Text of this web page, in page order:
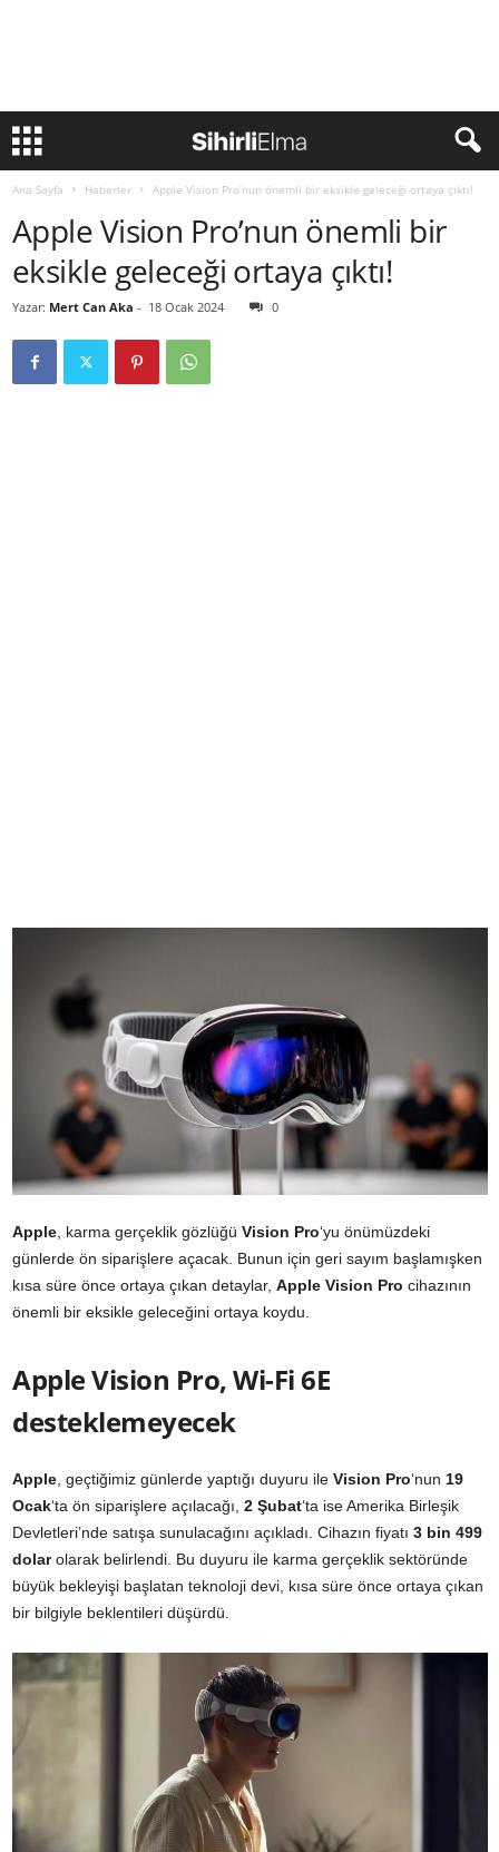
Ana Sayfa Haberler Apple Vision Pro’nun önemli bir eksikle geleceği ortaya çıktı!
Apple Vision Pro’nun önemli bir
eksikle geleceği ortaya çıktı!
Yazar: Mert Can Aka - 18 Ocak 2024 0
Apple , karma gerçeklik gözlüğü Vision Pro‘yu önümüzdeki
günlerde ön siparişlere açacak. Bunun için geri sayım başlamışken
kısa süre önce ortaya çıkan detaylar, Apple Vision Pro cihazının
önemli bir eksikle geleceğini ortaya koydu.
Apple Vision Pro, Wi-Fi 6E
desteklemeyecek
Apple , geçtiğimiz günlerde yaptığı duyuru ile Vision Pro‘nun 19
Ocak‘ta ön siparişlere açılacağı, 2 Şubat‘ta ise Amerika Birleşik
Devletleri’nde satışa sunulacağını açıkladı. Cihazın fiyatı 3 bin 499
dolarolarak belirlendi. Bu duyuru ile karma gerçeklik sektöründe
büyük bekleyişi başlatan teknoloji devi, kısa süre önce ortaya çıkan
bir bilgiyle beklentileri düşürdü.